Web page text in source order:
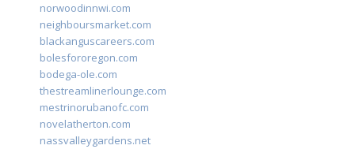
norwoodinnwi.com
neighboursmarket.com
blackanguscareers.com
bolesfororegon.com
bodega-ole.com
thestreamlinerlounge.com
mestrinorubanofc.com
novelatherton.com
nassvalleygardens.net